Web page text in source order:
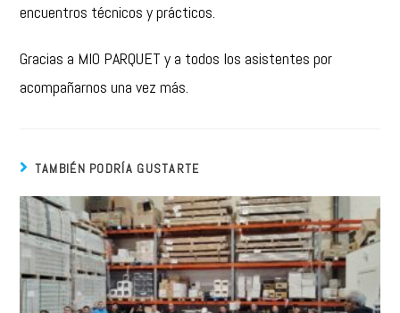
encuentros técnicos y prácticos.
Gracias a MIO PARQUET y a todos los asistentes por
acompañarnos una vez más.
TAMBIÉN PODRÍA GUSTARTE